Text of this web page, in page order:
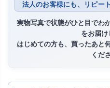
法人のお客様にも、リピー
実物写真で状態がひと目でわ
をお届け
はじめての方も、買ったあと
くだ